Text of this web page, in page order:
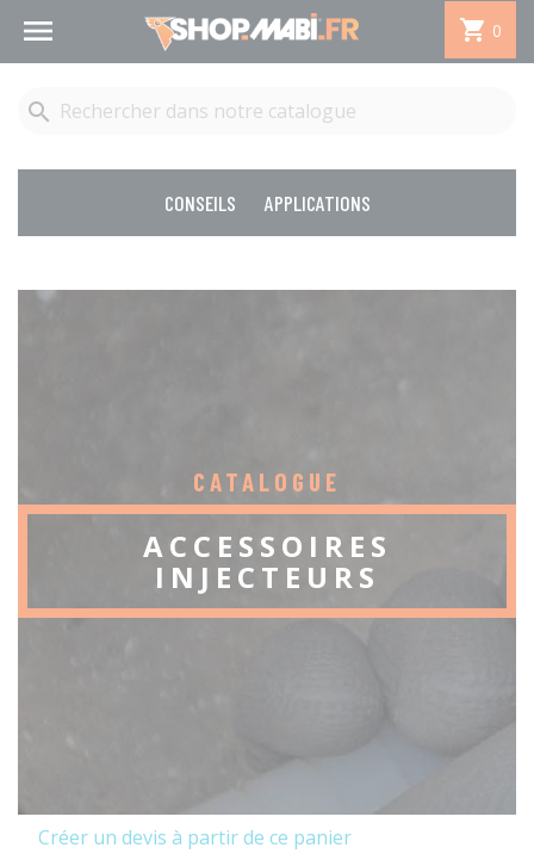
  0

CONSEILS APPLICATIONS
CATALOGUE
ACCESSOIRES
INJECTEURS
Créer un devis à partir de ce panier